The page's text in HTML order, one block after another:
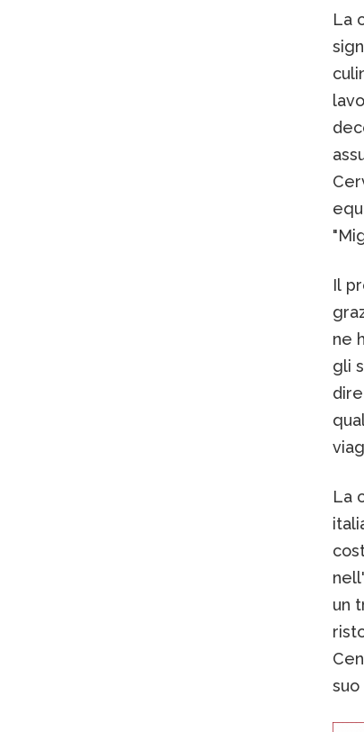
La
Il
ne
gli
La
un